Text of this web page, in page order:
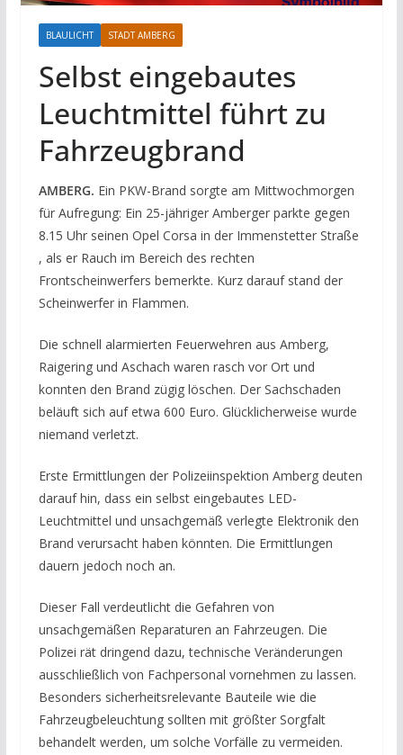
BLAULICHT STADT AMBERG
Selbst eingebautes
Leuchtmittel führt zu
Fahrzeugbrand
AMBERG. Ein PKW-Brand sorgte am Mittwochmorgen
für Aufregung: Ein 25-jähriger Amberger parkte gegen
8.15 Uhr seinen Opel Corsa in der Immenstetter Straße
, als er Rauch im Bereich des rechten
Frontscheinwerfers bemerkte. Kurz darauf stand der
Scheinwerfer in Flammen.
Die schnell alarmierten Feuerwehren aus Amberg,
Raigering und Aschach waren rasch vor Ort und
konnten den Brand zügig löschen. Der Sachschaden
beläuft sich auf etwa 600 Euro. Glücklicherweise wurde
niemand verletzt.
Erste Ermittlungen der Polizeiinspektion Amberg deuten
darauf hin, dass ein selbst eingebautes LED-
Leuchtmittel und unsachgemäß verlegte Elektronik den
Brand verursacht haben könnten. Die Ermittlungen
dauern jedoch noch an.
Dieser Fall verdeutlicht die Gefahren von
unsachgemäßen Reparaturen an Fahrzeugen. Die
Polizei rät dringend dazu, technische Veränderungen
ausschließlich von Fachpersonal vornehmen zu lassen.
Besonders sicherheitsrelevante Bauteile wie die
Fahrzeugbeleuchtung sollten mit größter Sorgfalt
behandelt werden, um solche Vorfälle zu vermeiden.